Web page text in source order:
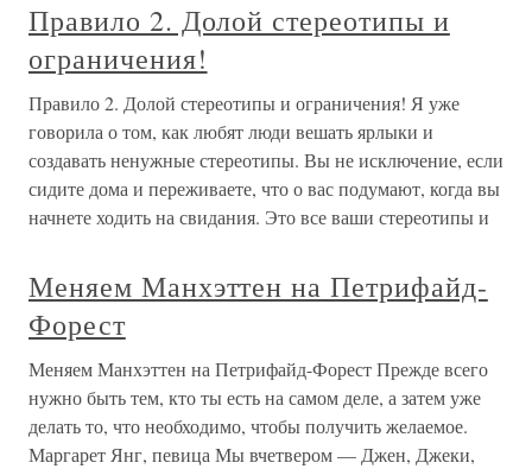
Правило 2. Долой стереотипы и
ограничения!
Правило 2. Долой стереотипы и ограничения! Я уже
говорила о том, как любят люди вешать ярлыки и
создавать ненужные стереотипы. Вы не исключение, если
сидите дома и переживаете, что о вас подумают, когда вы
начнете ходить на свидания. Это все ваши стереотипы и
Меняем Манхэттен на Петрифайд-
Форест
Меняем Манхэттен на Петрифайд-Форест Прежде всего
нужно быть тем, кто ты есть на самом деле, а затем уже
делать то, что необходимо, чтобы получить желаемое.
Маргарет Янг, певица Мы вчетвером — Джен, Джеки,